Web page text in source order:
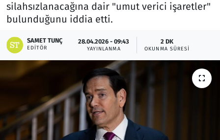
silahsızlanacağına dair "umut verici işaretler"
bulunduğunu iddia etti.
SAMET TUNÇ
EDITÖR
28.04.2026 - 09:43
YAYINLANMA
2 DK
OKUNMA SÜRESI
Memur ve Kamu
Oyun
Resmi İlanlar
Rüya Tabirleri